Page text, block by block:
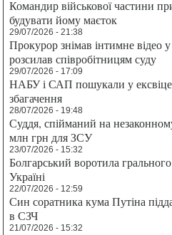
Командир військової частини
будувати йому маєток
29/07/2026 - 21:38
Прокурор знімав інтимне відео
розсилав співробітницям суду
29/07/2026 - 17:09
НАБУ і САП пошукали у
збагачення
28/07/2026 - 19:48
Суддя, спійманий на
млн грн для ЗСУ
23/07/2026 - 15:32
Болгарський воротила грального
Україні
22/07/2026 - 12:59
Син соратника кума Путіна
в СЗЧ
21/07/2026 - 15:32